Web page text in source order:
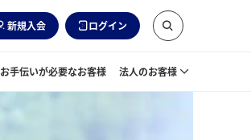
新規入会 ログイン
お手伝いが必要なお客様 法人のお客様